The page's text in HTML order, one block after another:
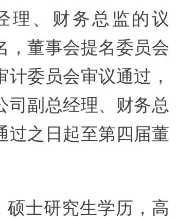
理、财务总监的议
，董事会提名委员会
委员会审议通过，
司副总经理、财务总
过之日起至第四届董
士研究生学历，高